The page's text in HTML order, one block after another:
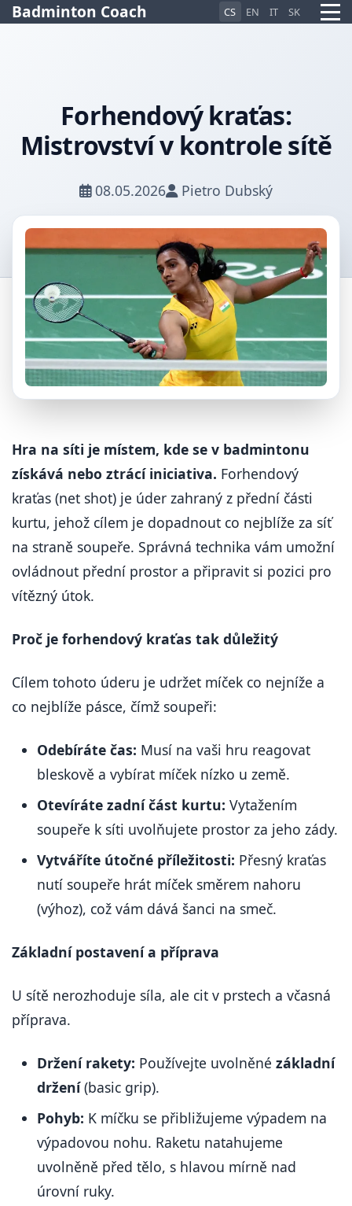
Badminton Coach CS EN IT SK
Forhendový kraťas:
Mistrovství v kontrole sítě
08.05.2026 Pietro Dubský
Hra na síti je místem, kde se v badmintonu
získává nebo ztrácí iniciativa. Forhendový
kraťas (net shot) je úder zahraný z přední části
kurtu, jehož cílem je dopadnout co nejblíže za síť
na straně soupeře. Správná technika vám umožní
ovládnout přední prostor a připravit si pozici pro
vítězný útok.
Proč je forhendový kraťas tak důležitý
Cílem tohoto úderu je udržet míček co nejníže a
co nejblíže pásce, čímž soupeři:
Odebíráte čas: Musí na vaši hru reagovat
bleskově a vybírat míček nízko u země.
Otevíráte zadní část kurtu: Vytažením
soupeře k síti uvolňujete prostor za jeho zády.
Vytváříte útočné příležitosti: Přesný kraťas
nutí soupeře hrát míček směrem nahoru
(výhoz), což vám dává šanci na smeč.
Základní postavení a příprava
U sítě nerozhoduje síla, ale cit v prstech a včasná
příprava.
Držení rakety: Používejte uvolněné základní
držení(basic grip).
Pohyb: K míčku se přibližujeme výpadem na
výpadovou nohu. Raketu natahujeme
uvolněně před tělo, s hlavou mírně nad
úrovní ruky.
Pietro AI Asistent
Online